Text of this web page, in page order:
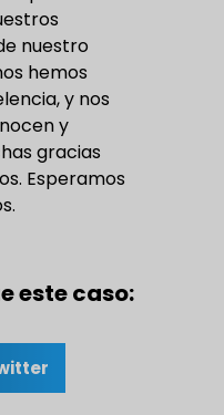
nuestro
hemos
y nos
y
gracias
Esperamos
este caso: